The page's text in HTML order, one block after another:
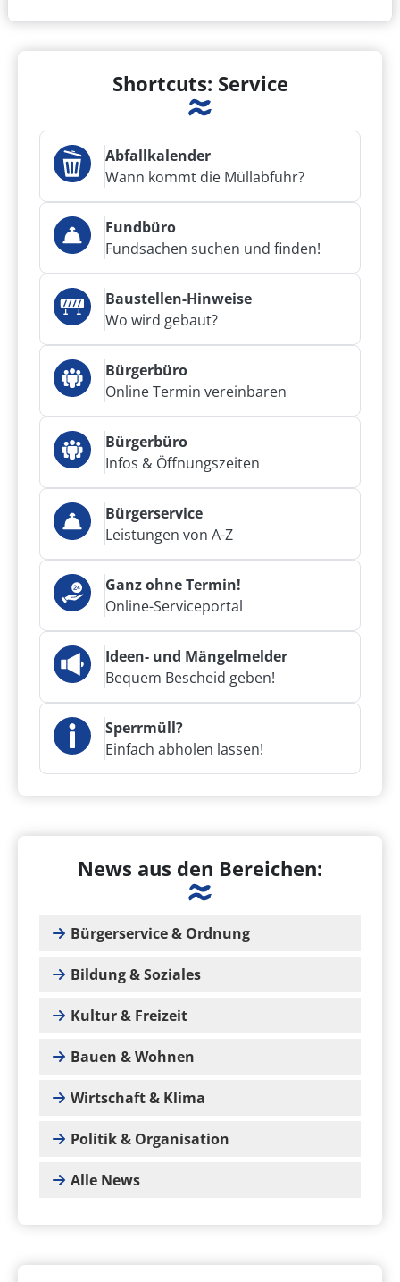
Shortcuts: Service
Abfallkalender
Wann kommt die Müllabfuhr?
Fundbüro
Fundsachen suchen und finden!
Baustellen-Hinweise
Wo wird gebaut?
Bürgerbüro
Online Termin vereinbaren
Bürgerbüro
Infos & Öffnungszeiten
Bürgerservice
Leistungen von A-Z
Ganz ohne Termin!
Online-Serviceportal
Ideen- und Mängelmelder
Bequem Bescheid geben!
Sperrmüll?
Einfach abholen lassen!
News aus den Bereichen:
Bürgerservice & Ordnung
Bildung & Soziales
Kultur & Freizeit
Bauen & Wohnen
Wirtschaft & Klima
Politik & Organisation
Alle News